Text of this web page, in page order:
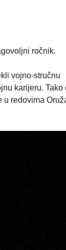
ročnik.
vojno-stručnu
karijeru. Tako
u redovima